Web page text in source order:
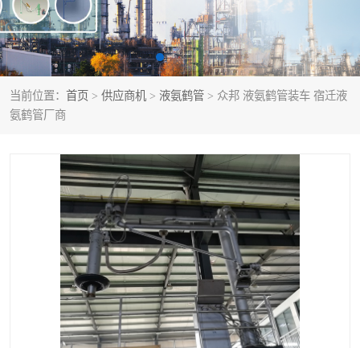
当前位置： 首页 > 供应商机 > 液氨鹤管 > 众邦 液氨鹤管装车 宿迁液
氨鹤管厂商
底部装卸鹤管 LNG低温鹤管
液氨鹤管 液化气鹤管
鹤管配件 活动梯栈台
撬装系统设备 装车鹤管